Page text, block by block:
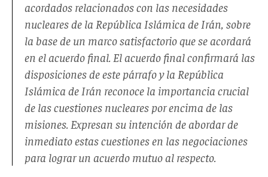
acordados relacionados con las necesidades
nucleares de la República Islámica de Irán, sobre
la base de un marco satisfactorio que se acordará
en el acuerdo final. El acuerdo final confirmará las
disposiciones de este párrafo y la República
Islámica de Irán reconoce la importancia crucial
de las cuestiones nucleares por encima de las
misiones. Expresan su intención de abordar de
inmediato estas cuestiones en las negociaciones
para lograr un acuerdo mutuo al respecto.